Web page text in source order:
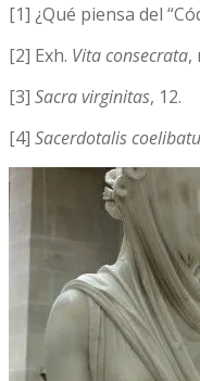
[1] ¿Qué piensa del
[2] Exh. Vita consecrata,
[3] Sacra virginitas, 12.
[4] Sacerdotalis